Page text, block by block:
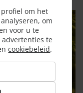
om het
om
voor u te
te
cookiebeleid.